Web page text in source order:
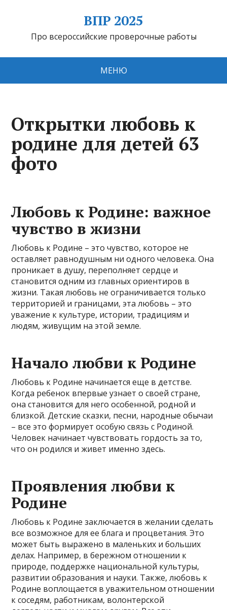
ВПР 2025
Про всероссийские проверочные работы
МЕНЮ
Открытки любовь к
родине для детей 63
фото
Любовь к Родине: важное
чувство в жизни
Любовь к Родине – это чувство, которое не
оставляет равнодушным ни одного человека. Она
проникает в душу, переполняет сердце и
становится одним из главных ориентиров в
жизни. Такая любовь не ограничивается только
территорией и границами, эта любовь – это
уважение к культуре, истории, традициям и
людям, живущим на этой земле.
Начало любви к Родине
Любовь к Родине начинается еще в детстве.
Когда ребенок впервые узнает о своей стране,
она становится для него особенной, родной и
близкой. Детские сказки, песни, народные обычаи
– все это формирует особую связь с Родиной.
Человек начинает чувствовать гордость за то,
что он родился и живет именно здесь.
Проявления любви к
Родине
Любовь к Родине заключается в желании сделать
все возможное для ее блага и процветания. Это
может быть выражено в маленьких и больших
делах. Например, в бережном отношении к
природе, поддержке национальной культуры,
развитии образования и науки. Также, любовь к
Родине воплощается в уважительном отношении
к соседям, работникам, волонтерской